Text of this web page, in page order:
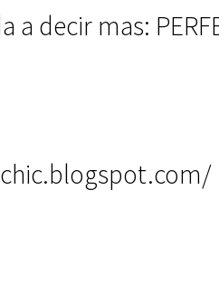
a decir mas: